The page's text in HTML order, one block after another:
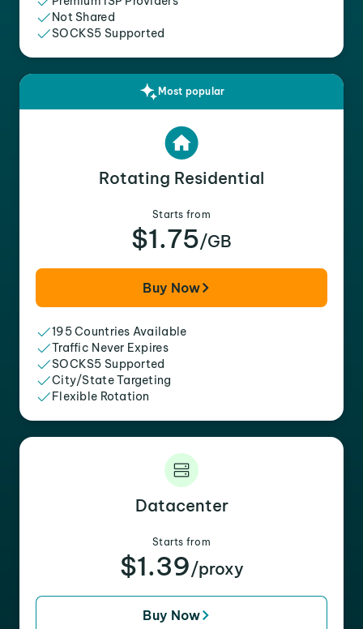
Not Shared
SOCKS5 Supported
Most popular
Rotating Residential
Starts from
$1.75/GB
Buy Now
195 Countries Available
Traffic Never Expires
SOCKS5 Supported
City/State Targeting
Flexible Rotation
Datacenter
Starts from
$1.39/proxy
Buy Now